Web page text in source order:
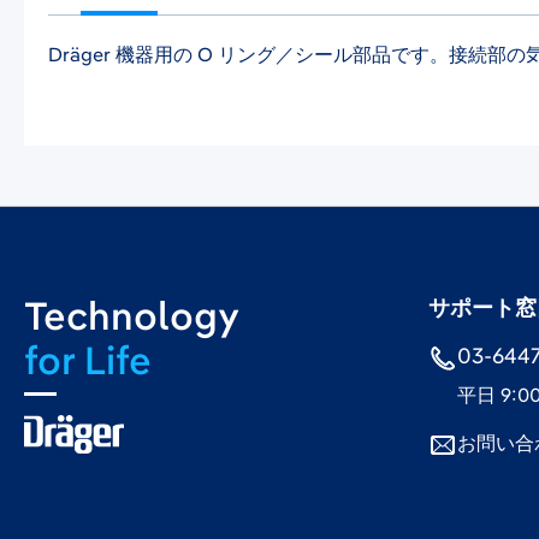
Dräger 機器用の O リング／シール部品です。接続部の
Technology
for Life
サポート
03-
平日
お問い